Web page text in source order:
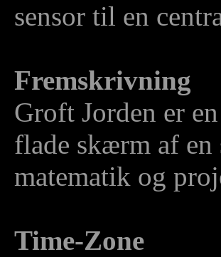
sensor til en
Fremskrivning
Groft Jorden er
flade skærm af
matematik og
Time-Zone